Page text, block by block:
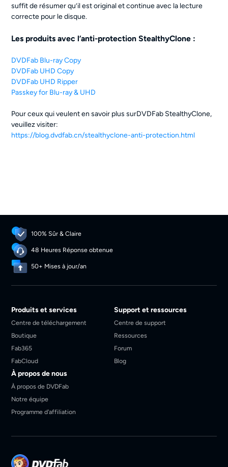
suffit de résumer qu’il est original et continue avec la lecture
correcte pour le disque.
Les produits avec l’anti-protection StealthyClone :
DVDFab Blu-ray Copy
DVDFab UHD Copy
DVDFab UHD Ripper
Passkey for Blu-ray & UHD
Pour ceux qui veulent en savoir plus surDVDFab StealthyClone,
veuillez visiter:
https://blog.dvdfab.cn/stealthyclone-anti-protection.html
100% Sûr & Claire
48 Heures Réponse obtenue
50+ Mises à jour/an
Produits et services
Centre de téléchargement
Boutique
Fab365
FabCloud
Support et ressources
Centre de support
Ressources
Forum
Blog
À propos de nous
À propos de DVDFab
Notre équipe
Programme d'affiliation